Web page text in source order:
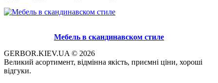
Мебель в скандинавском стиле
GERBOR.KIEV.UA © 2026
Великий асортимент, відмінна якість, приємні ціни, хороші
відгуки.